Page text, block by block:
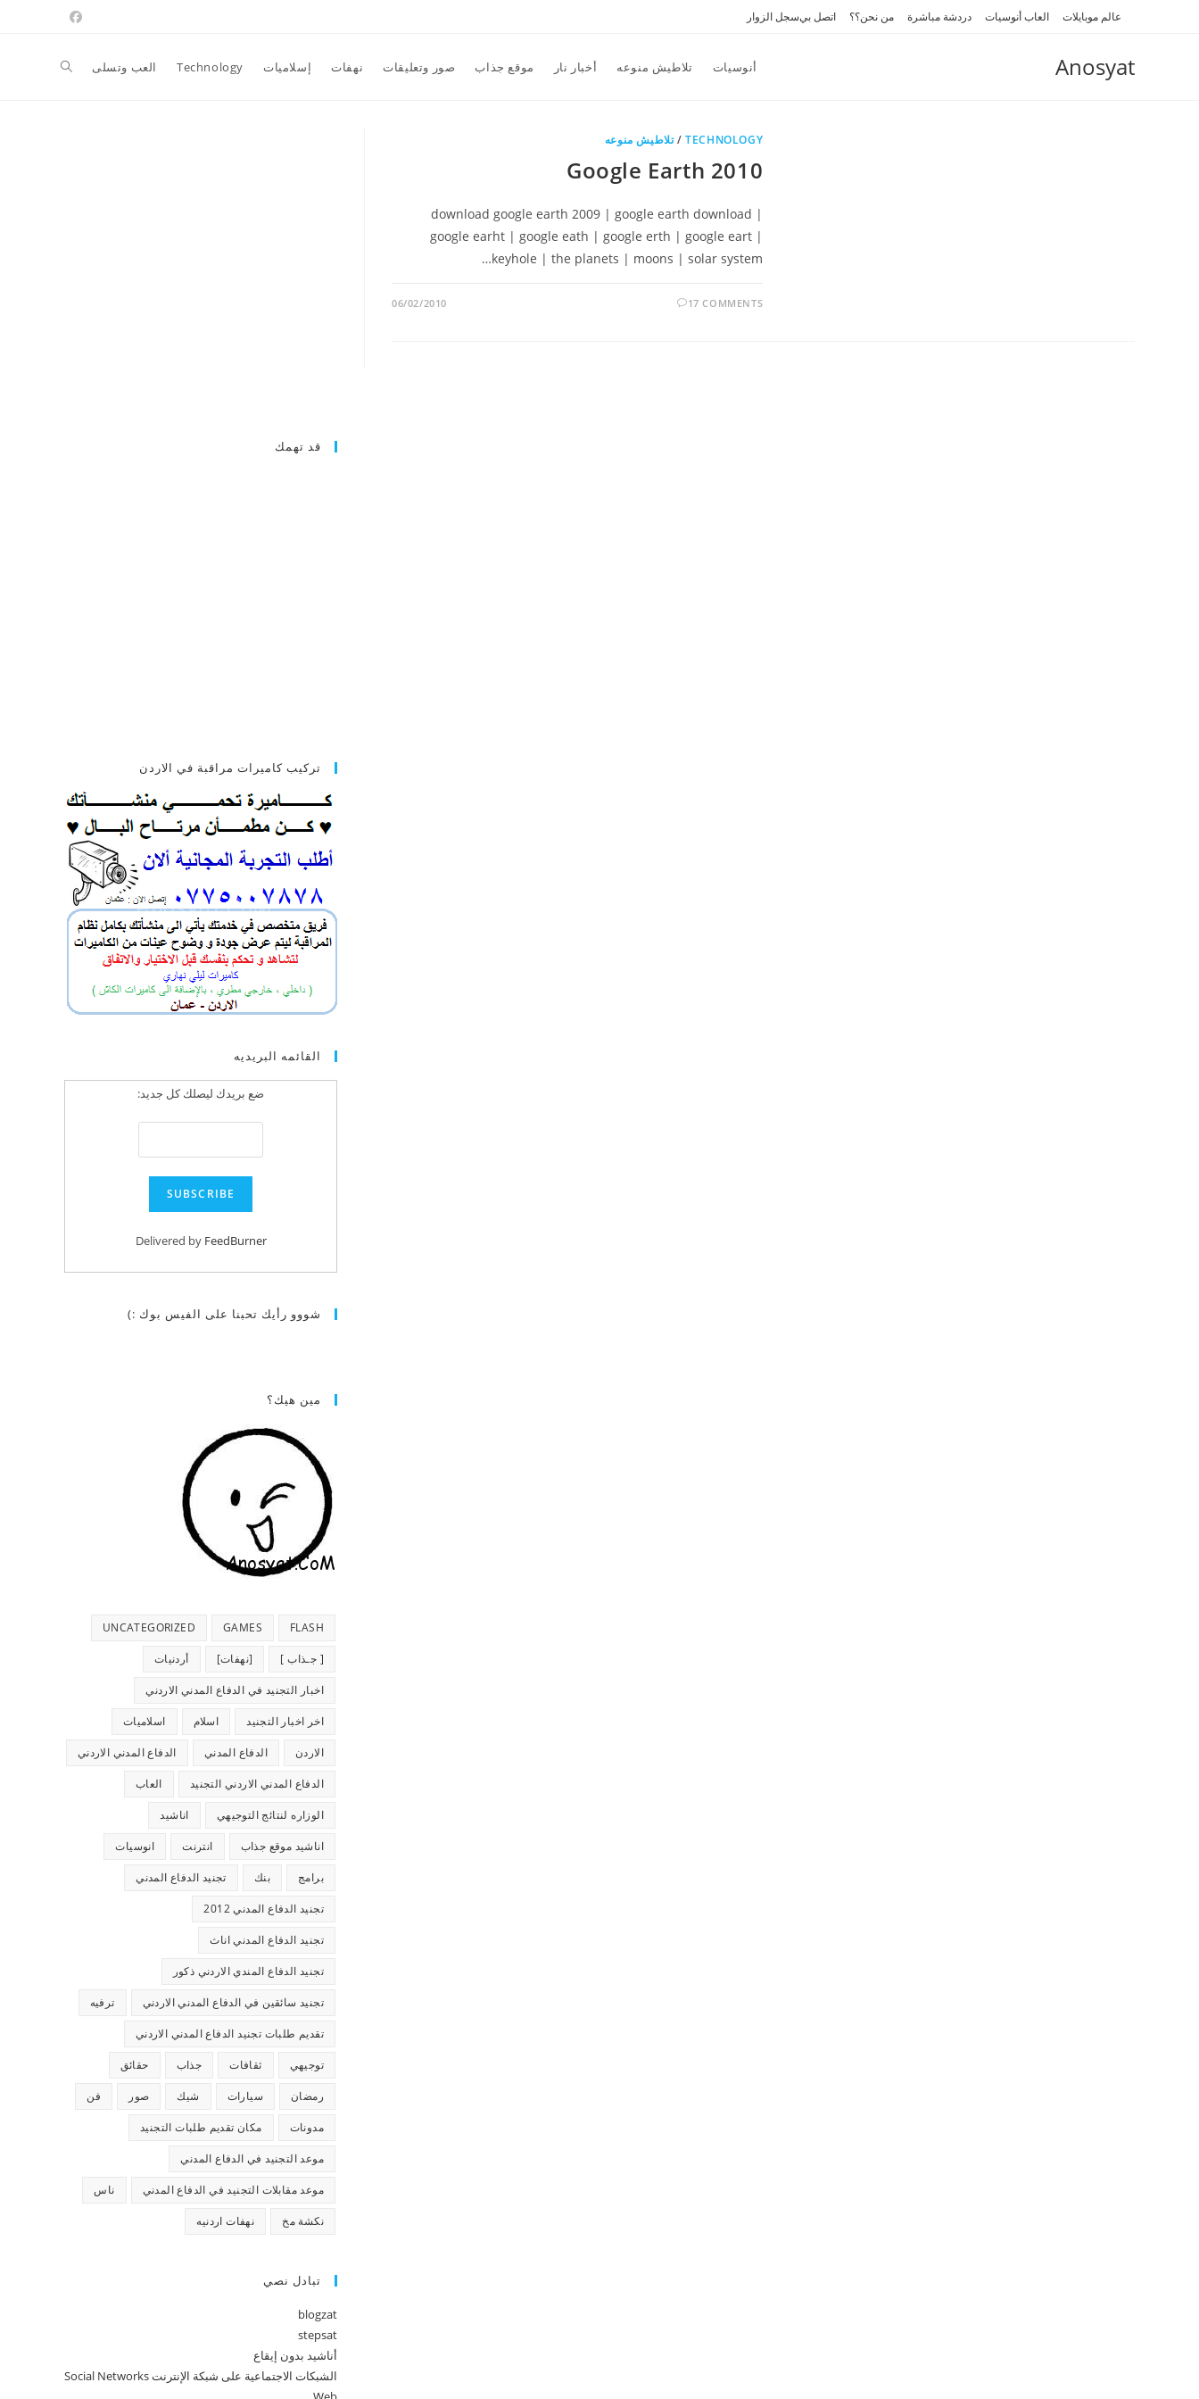
عالم موبايلات العاب أنوسيات دردشة مباشرة من نحن؟؟ اتصل بيسجل الزوار
Anosyat أنوسيات تلاطيش منوعه أخبار نار موقع جذاب صور وتعليقات نهفات إسلاميات Technology العب وتسلى Toggle
TECHNOLOGY
/تلاطيش منوعه
Google Earth 2010
download google earth 2009 | google earth download |
google earht | google eath | google erth | google eart |
keyhole | the planets | moons | solar system…
17 COMMENTS
06/02/2010
قد تهمك
تركيب كاميرات مراقبة في الاردن
القائمه البريديه
ضع بريدك ليصلك كل جديد:
Delivered by FeedBurner
شووو رأيك تحبنا على الفيس بوك :)
مين هيك؟
FLASH
GAMES
UNCATEGORIZED
[ جـذاب ] [نهفات] أردنيات
اخبار التجنيد في الدفاع المدني الاردني
اخر اخبار التجنيد اسلام اسلاميات
الاردن الدفاع المدني الدفاع المدني الاردني
الدفاع المدني الاردني التجنيد العاب
الوزاره لنتائج التوجيهي اناشيد
اناشيد موقع جذاب انترنت انوسيات
برامج بنك تجنيد الدفاع المدني
تجنيد الدفاع المدني 2012
تجنيد الدفاع المدني اناث
تجنيد الدفاع المندي الاردني ذكور
تجنيد سائقين في الدفاع المدني الاردني ترفيه
تقديم طلبات تجنيد الدفاع المدني الاردني
توجيهي ثقافات جذاب حقائق
رمضان سيارات شيك صور فن
مدونات مكان تقديم طلبات التجنيد
موعد التجنيد في الدفاع المدني
موعد مقابلات التجنيد في الدفاع المدني ناس
نكشة مخ نهفات اردنيه
تبادل نصي
blogzat
stepsat
أناشيد بدون إيقاع
الشبكات الاجتماعية على شبكة الإنترنت Social Networks